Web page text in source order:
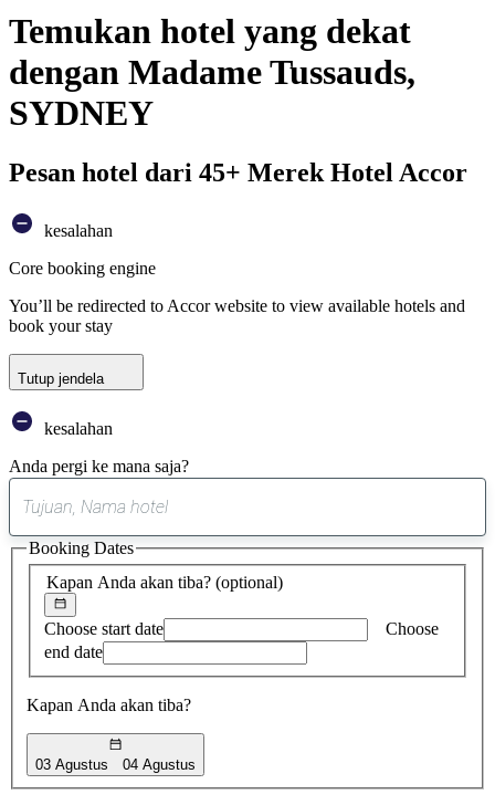
Temukan hotel yang dekat
dengan Madame Tussauds,
SYDNEY
Pesan hotel dari 45+ Merek Hotel Accor
kesalahan
Core booking engine
You’ll be redirected to Accor website to view available hotels and
book your stay
Tutup jendela
kesalahan
Anda pergi ke mana saja?
saran
ditemukan
Kapan Anda akan tiba? (optional)
Choose start date
Choose
end date
Kapan Anda akan tiba?
03 Agustus 04 Agustus
Booking Dates